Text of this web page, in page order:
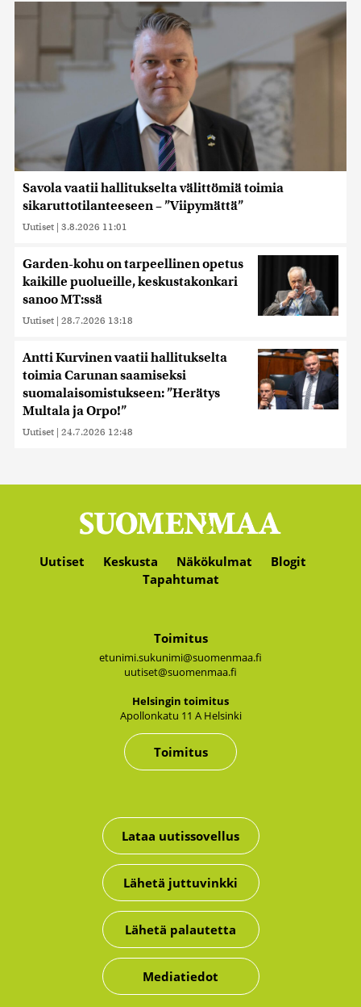
Savola vaatii hallitukselta välittömiä toimia
sikaruttotilanteeseen – ”Viipymättä”
Uutiset | 3.8.2026 11:01
Garden-kohu on tarpeellinen opetus
kaikille puolueille, keskustakonkari
sanoo MT:ssä
Uutiset | 28.7.2026 13:18
Antti Kurvinen vaatii hallitukselta
toimia Carunan saamiseksi
suomalaisomistukseen: ”Herätys
Multala ja Orpo!”
Uutiset | 24.7.2026 12:48
Uutiset Keskusta Näkökulmat
Blogit
Tapahtumat
Toimitus
etunimi.sukunimi@suomenmaa.fi
uutiset@suomenmaa.fi
Hel­sin­gin toi­mi­tus
Apol­lon­ka­tu 11 A Hel­sin­ki
Toimitus
Lataa uutissovellus
Lähetä juttuvinkki
Lähetä palautetta
Mediatiedot